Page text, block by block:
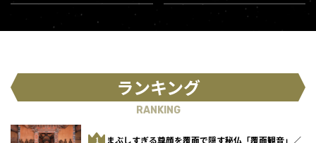
ランキング
RANKING
まぶしすぎる尊顔を覆面で隠す秘仏「覆面観音」／